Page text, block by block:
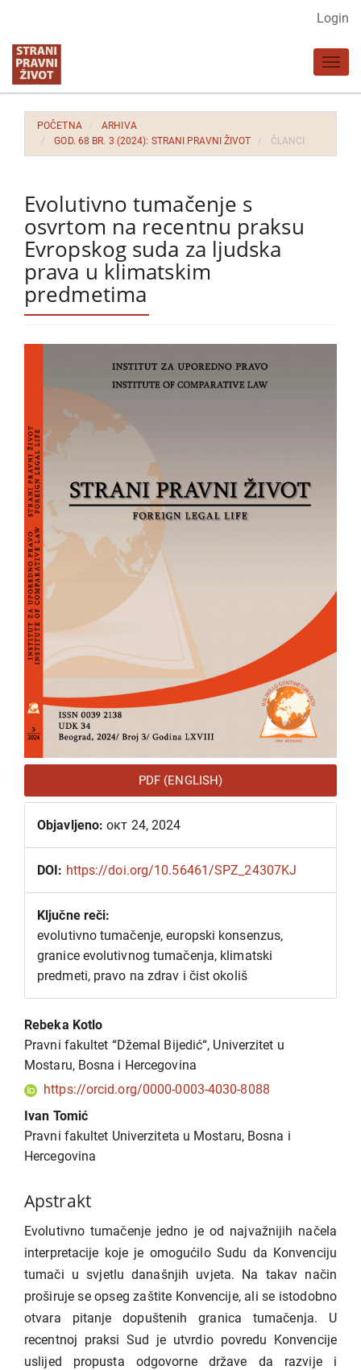
Glavni
sadržaj
Bočna
strana
Login
POČETNA
ARHIVA
GOD. 68 BR. 3 (2024): STRANI PRAVNI ŽIVOT
ČLANCI
Evolutivno tumačenje s
osvrtom na recentnu praksu
Evropskog suda za ljudska
prava u klimatskim
predmetima
Bočna
članka
PDF (ENGLISH)
Objavljeno: окт 24, 2024
DOI: https://doi.org/10.56461/SPZ_24307KJ
Ključne reči:
evolutivno tumačenje, europski konsenzus,
granice evolutivnog tumačenja, klimatski
predmeti, pravo na zdrav i čist okoliš
Glavni
sadržaj
članka
Rebeka Kotlo
Pravni fakultet “Džemal Bijedić“, Univerzitet u
Mostaru, Bosna i Hercegovina
https://orcid.org/0000-0003-4030-8088
Ivan Tomić
Pravni fakultet Univerziteta u Mostaru, Bosna i
Hercegovina
Apstrakt
Evolutivno tumačenje jedno je od najvažnijih načela
interpretacije koje je omogućilo Sudu da Konvenciju
tumači u svjetlu današnjih uvjeta. Na takav način
proširuje se opseg zaštite Konvencije, ali se istodobno
otvara pitanje dopuštenih granica tumačenja. U
recentnoj praksi Sud je utvrdio povredu Konvencije
uslijed propusta odgovorne države da razvije i